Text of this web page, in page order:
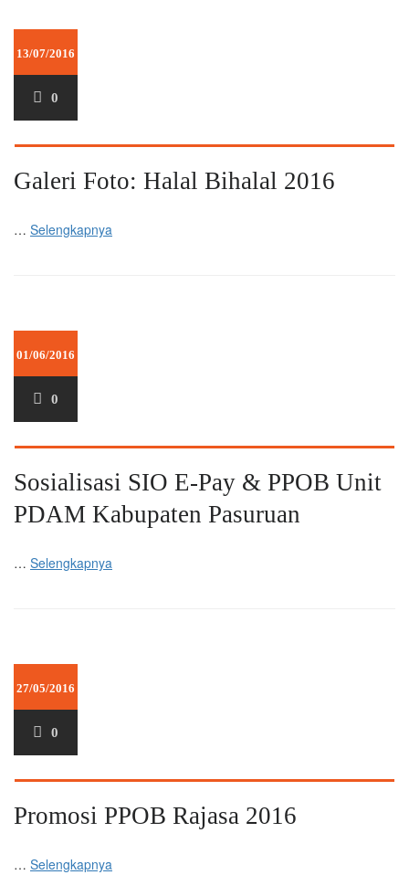
13/07/2016
0
Galeri Foto: Halal Bihalal 2016
… Selengkapnya
01/06/2016
0
Sosialisasi SIO E-Pay & PPOB Unit
PDAM Kabupaten Pasuruan
… Selengkapnya
27/05/2016
0
Promosi PPOB Rajasa 2016
… Selengkapnya